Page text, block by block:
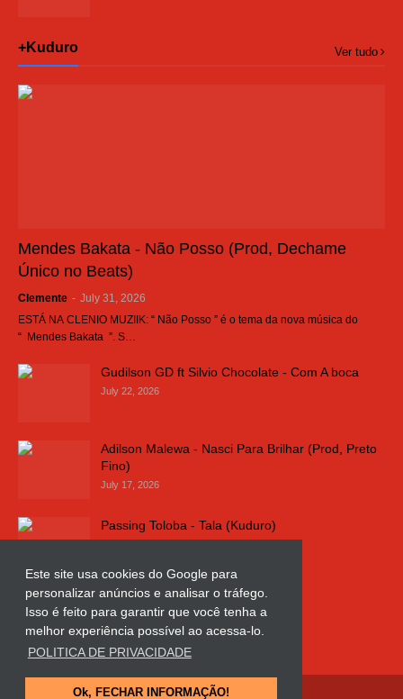
Este site usa cookies do Google para
personalizar anúncios e analisar o tráfego.
Isso é feito para garantir que você tenha a
melhor experiência possível ao acessa-lo.
POLITICA DE PRIVACIDADE
Ok, FECHAR INFORMAÇÃO!
+Kuduro Ver tudo
Mendes Bakata - Não Posso (Prod, Dechame
Único no Beats)
Clemente - July 31, 2026
ESTÁ NA CLENIO MUZIIK: “ Não Posso ” é o tema da nova música do
“ Mendes Bakata ”. S…
Gudilson GD ft Silvio Chocolate - Com A boca
July 22, 2026
Adilson Malewa - Nasci Para Brilhar (Prod, Preto
Fino)
July 17, 2026
Passing Toloba - Tala (Kuduro)
Russo k - Ligação da Comarca
July 11, 2026